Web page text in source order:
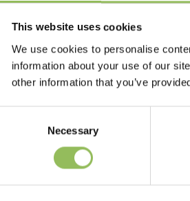
This website uses cookies
We use cookies to personalise
information about your use of our
other information that you’ve
Necessary